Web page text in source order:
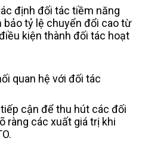
định đối tác tiềm năng
tỷ lệ chuyển đổi cao từ
kiện thành đối tác hoạt
quan hệ với đối tác
cận để thu hút các đối
ràng các xuất giá trị khi